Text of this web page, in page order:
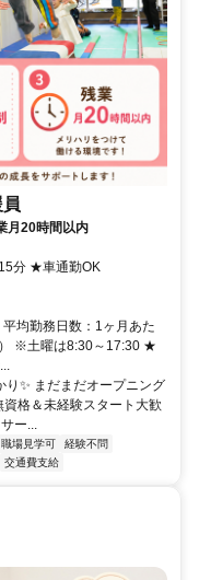
月20時間以内
分 ★車通勤OK
均勤務日数：1ヶ月あた
※土曜は8:30～17:30 ★
り✨ まだまだオープニング
格＆未経験スタート大歓
ー...
職場見学可
経験不問
交通費支給